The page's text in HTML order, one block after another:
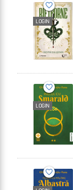
favorite_border
LOGIN
favorite_border
LOGIN
favorite_border